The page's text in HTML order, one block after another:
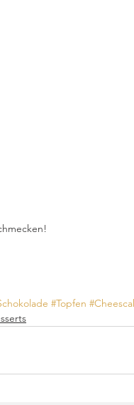
#Topfen